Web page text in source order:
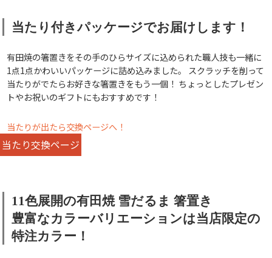
当たり付きパッケージでお届けします！
有田焼の箸置きをその手のひらサイズに込められた職人技も一緒に
1点1点かわいいパッケージに詰め込みました。 スクラッチを削って
当たりがでたらお好きな箸置きをもう一個！ ちょっとしたプレゼン
トやお祝いのギフトにもおすすめです！
当たりが出たら交換ページへ！
当たり交換ページ
11色展開の有田焼 雪だるま 箸置き
豊富なカラーバリエーションは当店限定の
特注カラー！